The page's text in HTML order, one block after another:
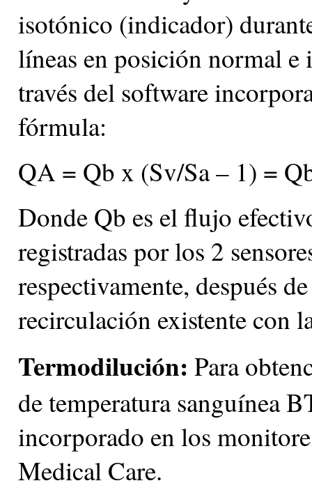
isotónico (indicador)
líneas en posición normal
través del software
fórmula:
QA = Qb x (Sv/Sa – 1) =
Donde Qb es el flujo
registradas por los 2
respectivamente, después
recirculación existente con
Termodilución: Para
de temperatura sanguínea
incorporado en los
Medical Care.